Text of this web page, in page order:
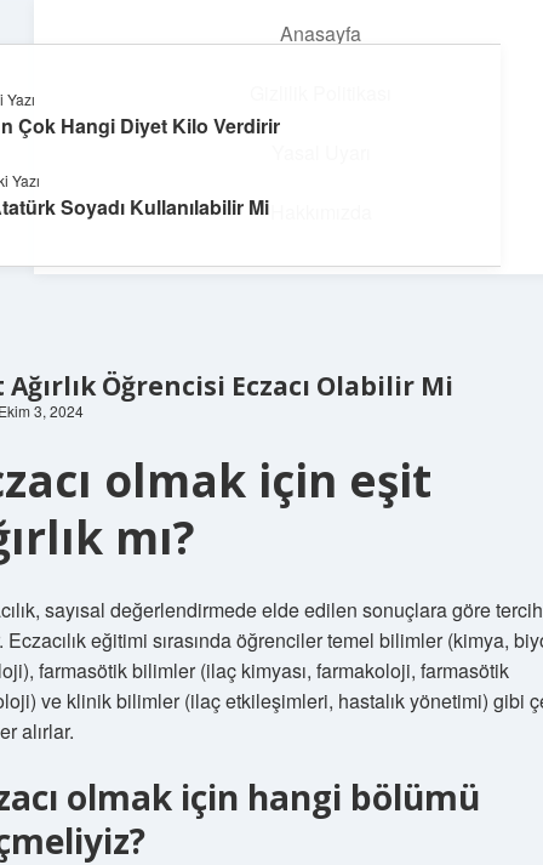
Anasayfa
Deniz Esintisi Hikayeler
Ağırlık Öğrencisi Eczacı Olabilir Mi
3, 2024
olmak için eşit
mı?
sayısal değerlendirmede elde edilen sonuçlara göre tercih
Eczacılık eğitimi sırasında öğrenciler temel bilimler (kimya,
farmasötik bilimler (ilaç kimyası, farmakoloji, farmasötik
ve klinik bilimler (ilaç etkileşimleri, hastalık yönetimi) gibi
alırlar.
olmak için hangi bölümü
Çok Hangi Diyet Kilo Verdirir
Yazı
Soyadı Kullanılabilir Mi